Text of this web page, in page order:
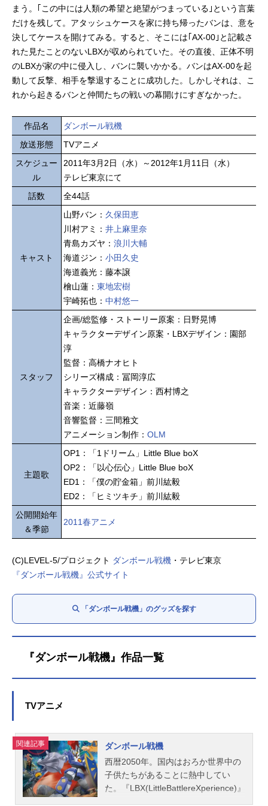
まう。｢この中には人類の希望と絶望がつまっている｣という言葉
だけを残して。アタッシュケースを家に持ち帰ったバンは、意を
決してケースを開けてみる。すると、そこには｢AX-00｣と記載さ
れた見たことのないLBXが収められていた。その直後、正体不明
のLBXが家の中に侵入し、バンに襲いかかる。バンはAX-00を起
動して反撃、相手を撃退することに成功した。しかしそれは、こ
れから起きるバンと仲間たちの戦いの幕開けにすぎなかった。
作品名
ダンボール戦機
放送形態
TVアニメ
スケジュー
ル
2011年3月2日（水）～2012年1月11日（水）
テレビ東京にて
話数
全44話
キャスト
山野バン： 久保田恵
川村アミ： 井上麻里奈
青島カズヤ： 浪川大輔
海道ジン： 小田久史
海道義光：藤本譲
檜山蓮： 東地宏樹
宇崎拓也： 中村悠一
スタッフ
企画/総監修・ストーリー原案：日野晃博
キャラクターデザイン原案・LBXデザイン：園部
淳
監督：高橋ナオヒト
シリーズ構成：冨岡淳広
キャラクターデザイン：西村博之
音楽：近藤嶺
音響監督：三間雅文
アニメーション制作： OLM
主題歌
OP1：「1ドリーム」Little Blue boX
OP2：「以心伝心」Little Blue boX
ED1：「僕の貯金箱」前川紘毅
ED2：「ヒミツキチ」前川紘毅
公開開始年
＆季節
2011春アニメ
(C)LEVEL-5/プロジェクト ダンボール戦機 ・テレビ東京
『ダンボール戦機』公式サイト
「ダンボール戦機」のグッズを探す
『ダンボール戦機』作品一覧
TVアニメ
関連記事
ダンボール戦機
西暦2050年。国内はおろか世界中の
子供たちがあることに熱中してい
た。『LBX(LittleBattlereXperience)』